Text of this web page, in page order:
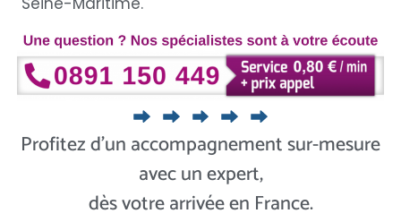
Profitez d’un accompagnement sur-mesure
avec un expert,
dès votre arrivée en France.